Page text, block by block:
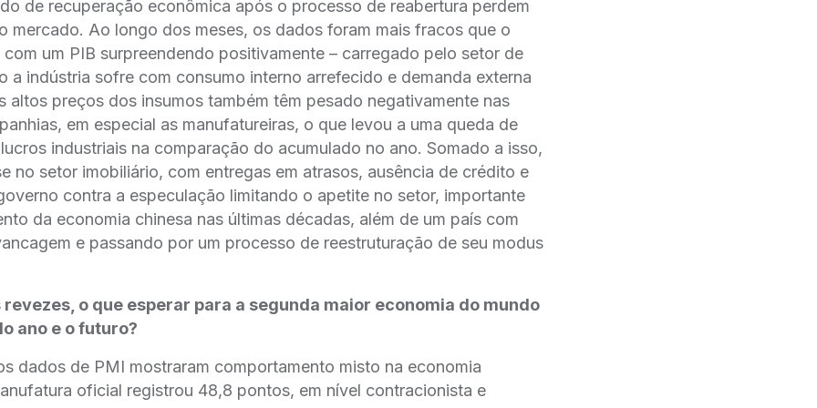
de recuperação econômica após o processo de reabertura perdem
mercado. Ao longo dos meses, os dados foram mais fracos que o
um PIB surpreendendo positivamente – carregado pelo setor de
a indústria sofre com consumo interno arrefecido e demanda externa
altos preços dos insumos também têm pesado negativamente nas
em especial as manufatureiras, o que levou a uma queda de
industriais na comparação do acumulado no ano. Somado a isso,
no setor imobiliário, com entregas em atrasos, ausência de crédito e
contra a especulação limitando o apetite no setor, importante
da economia chinesa nas últimas décadas, além de um país com
e passando por um processo de reestruturação de seu modus
o que esperar para a segunda maior economia do mundo
ano e o futuro?
dados de PMI mostraram comportamento misto na economia
oficial registrou 48,8 pontos, em nível contracionista e